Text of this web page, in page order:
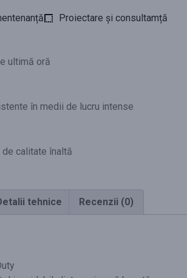
Proiectare și consultamță
ultimă oră
în medii de lucru intense
de calitate înaltă
tehnice Recenzii (0)